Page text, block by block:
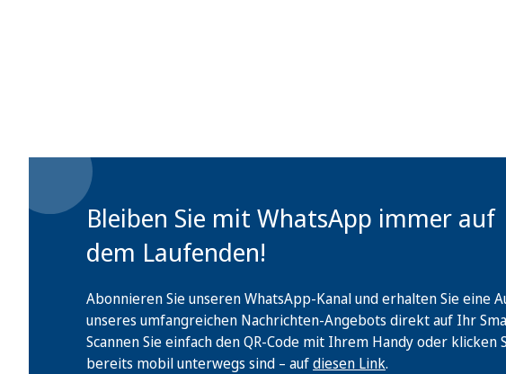
Bleiben Sie mit WhatsApp immer auf
dem Laufenden!
Abonnieren Sie unseren WhatsApp-Kanal und erhalten Sie eine
unseres umfangreichen Nachrichten-Angebots direkt auf Ihr
Scannen Sie einfach den QR-Code mit Ihrem Handy oder klicken
bereits mobil unterwegs sind – aufdiesen Link.